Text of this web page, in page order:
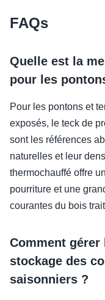
FAQs
Quelle est la
pour les
Pour les pontons et
exposés, le teck de
sont les références
naturelles et leur
thermochauffé offre
pourriture et une
courantes du bois
Comment
stockage des
saisonniers ?